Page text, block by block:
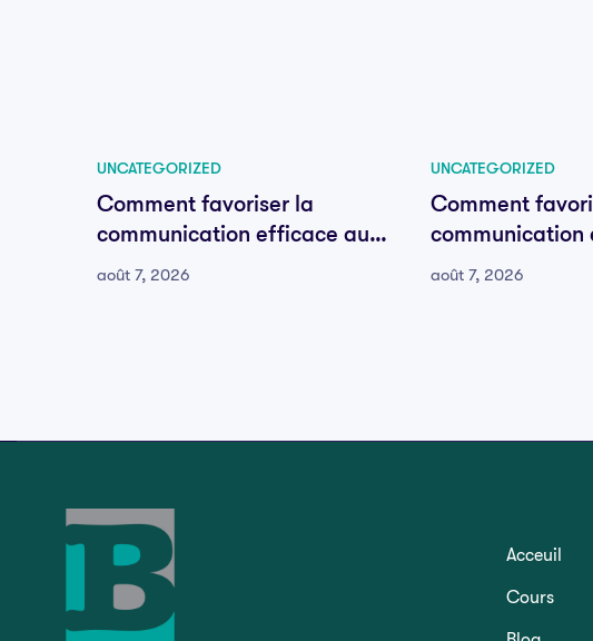
UNCATEGORIZED
Comment favoriser la
communication efficace au
sein de votre équipe
août 7, 2026
UNCATEGORIZED
Comment
communication
sein de votre
août 7, 2026
Acceuil
Cours